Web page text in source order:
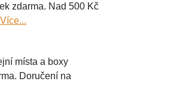
zdarma. Nad 500 Kč
Více...
místa a boxy
Doručení na